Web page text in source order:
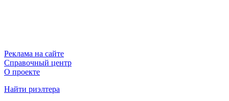
Реклама на сайте
Справочный центр
О проекте
Найти риэлтера